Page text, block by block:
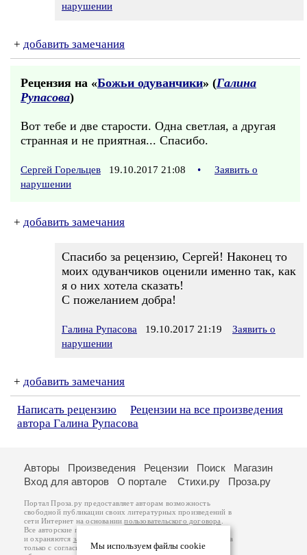
нарушении
+ добавить замечания
Рецензия на «Божьи одуванчики» (Галина
Рупасова)
Вот тебе и две старости. Одна светлая, а другая
странная и не приятная... Спасибо.
Сергей Горельцев 19.10.2017 21:08 •
Заявить о
нарушении
+ добавить замечания
Спасибо за рецензию, Сергей! Наконец то
моих одуванчиков оценили именно так, как
я о них хотела сказать!
С пожеланием добра!
Галина Рупасова 19.10.2017 21:19
Заявить о
нарушении
+ добавить замечания
Написать рецензию
Рецензии на все произведения
автора Галина Рупасова
Мы используем файлы cookie
Авторы Произведения Рецензии Поиск
Магазин
Вход для авторов
О портале Стихи.ру Проза.ру
Портал Проза.ру предоставляет авторам возможность
свободной публикации своих литературных произведений в
сети Интернет на основаниипользовательского договора
Все авторские права на произведения принадлежат авторам
и охраняются законом
. Перепечатка произведений возможна
только с согласия его автора, к которому вы можете